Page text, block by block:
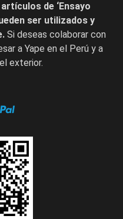
de ‘Ensayo
ser utilizados y
Si deseas colaborar con
a Yape en el Perú y a
exterior.